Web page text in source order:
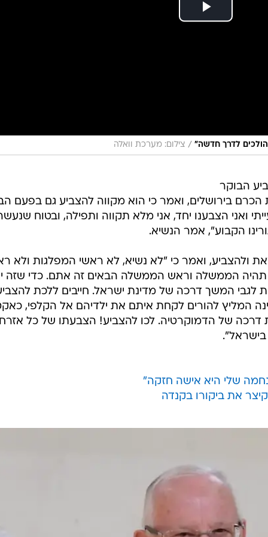
לדרך חדשה" / צילום: מערכת וואלה
הבוקר
הכרם בירושלים, ואמר כי הוא מקווה להצביע גם בפעם
"במשך 50 שנה רעייתי ואני הצבענו יחד, אני מלא תקווה ותפילה, ובטוח
הקבוע", אמר הנשיא.
ולהצביע, ואמר כי "לא נשיא, לא ראשי המפלגות ולא
תהיה הממשלה וראש הממשלה הבאים זה אתם. כדי שזה
המשך דרכה של מדינת ישראל. חייבים ללכת
המליץ להורים לקחת איתם את ילדיהם אל הקלפי,
דרכה של הדמוקרטיה. לכו להצביע! הצבעתו של כל
בישראל".
נחמה שלי היא אישה חזקה"
את ביקורו בקנדה